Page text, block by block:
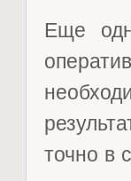
Еще
точно в